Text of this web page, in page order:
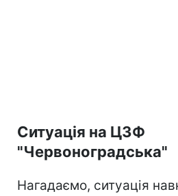
Ситуація на ЦЗФ
"Червоноградська"
Нагадаємо, ситуація